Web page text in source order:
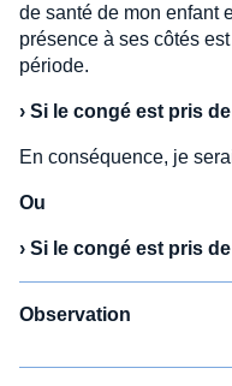
de santé de mon enfant
présence à ses côtés
période.
› Si le congé est pris
En conséquence, je
Ou
› Si le congé est pris
Observation